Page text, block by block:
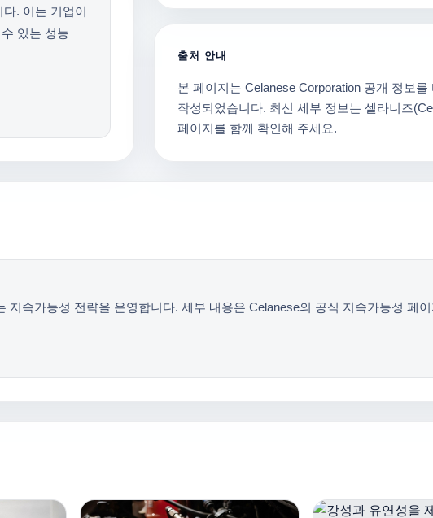
. 이는 기업이
있는 성능
출처 안내
본 페이지는 Celanese Corporation 공개 정보를
작성되었습니다. 최신 세부 정보는 셀라니즈
페이지를 함께 확인해 주세요.
속가능성 전략을 운영합니다. 세부 내용은 Celanese의 공식 지속가능성 페